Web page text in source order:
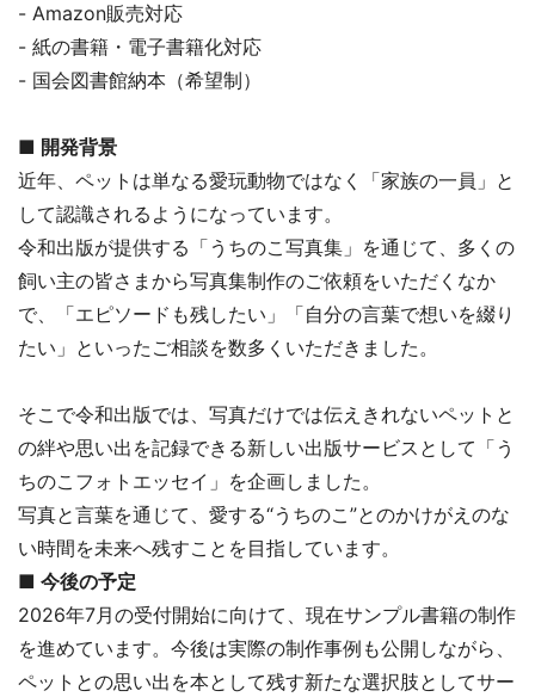
- Amazon販売対応
- 紙の書籍・電子書籍化対応
- 国会図書館納本（希望制）
■ 開発背景
近年、ペットは単なる愛玩動物ではなく「家族の一員」と
して認識されるようになっています。
令和出版が提供する「うちのこ写真集」を通じて、多くの
飼い主の皆さまから写真集制作のご依頼をいただくなか
で、「エピソードも残したい」「自分の言葉で想いを綴り
たい」といったご相談を数多くいただきました。
そこで令和出版では、写真だけでは伝えきれないペットと
の絆や思い出を記録できる新しい出版サービスとして「う
ちのこフォトエッセイ」を企画しました。
写真と言葉を通じて、愛する“うちのこ”とのかけがえのな
い時間を未来へ残すことを目指しています。
■ 今後の予定
2026年7月の受付開始に向けて、現在サンプル書籍の制作
を進めています。今後は実際の制作事例も公開しながら、
ペットとの思い出を本として残す新たな選択肢としてサー